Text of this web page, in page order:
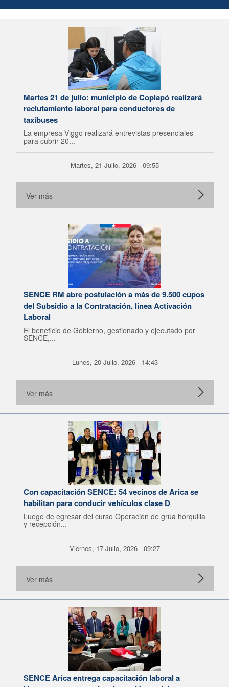
Martes 21 de julio: municipio de Copiapó realizará
reclutamiento laboral para conductores de
taxibuses
La empresa Viggo realizará entrevistas presenciales
para cubrir 20...
Martes, 21 Julio, 2026 - 09:55
Ver más
SENCE RM abre postulación a más de 9.500 cupos
del Subsidio a la Contratación, línea Activación
Laboral
El beneficio de Gobierno, gestionado y ejecutado por
SENCE,...
Lunes, 20 Julio, 2026 - 14:43
Ver más
Con capacitación SENCE: 54 vecinos de Arica se
habilitan para conducir vehículos clase D
Luego de egresar del curso Operación de grúa horquilla
y recepción...
Viernes, 17 Julio, 2026 - 09:27
Ver más
SENCE Arica entrega capacitación laboral a